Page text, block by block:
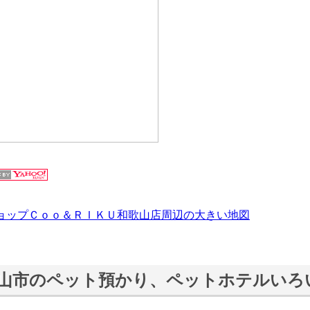
ップＣｏｏ＆ＲＩＫＵ和歌山店周辺の大きい地図
市のペット預かり、ペットホテルいろ